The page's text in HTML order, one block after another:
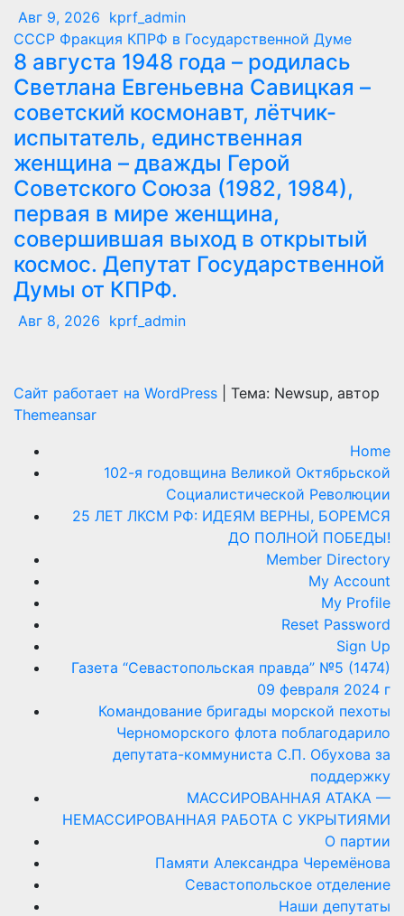
Авг 9, 2026 kprf_admin
СССР Фракция КПРФ в Государственной Думе
8 августа 1948 года – родилась
Светлана Евгеньевна Савицкая –
советский космонавт, лётчик-
испытатель, единственная
женщина – дважды Герой
Советского Союза (1982, 1984),
первая в мире женщина,
совершившая выход в открытый
космос. Депутат Государственной
Думы от КПРФ.
Авг 8, 2026 kprf_admin
Сайт работает на WordPress
Тема: Newsup, автор
Themeansar
Home
102-я годовщина Великой Октябрьской
Социалистической Революции
25 ЛЕТ ЛКСМ РФ: ИДЕЯМ ВЕРНЫ, БОРЕМСЯ
ДО ПОЛНОЙ ПОБЕДЫ!
Member Directory
My Account
My Profile
Reset Password
Sign Up
Газета “Севастопольская правда” №5 (1474)
09 февраля 2024 г
Командование бригады морской пехоты
Черноморского флота поблагодарило
депутата-коммуниста С.П. Обухова за
поддержку
МАССИРОВАННАЯ АТАКА —
НЕМАССИРОВАННАЯ РАБОТА С УКРЫТИЯМИ
О партии
Памяти Александра Черемёнова
Севастопольское отделение
Наши депутаты